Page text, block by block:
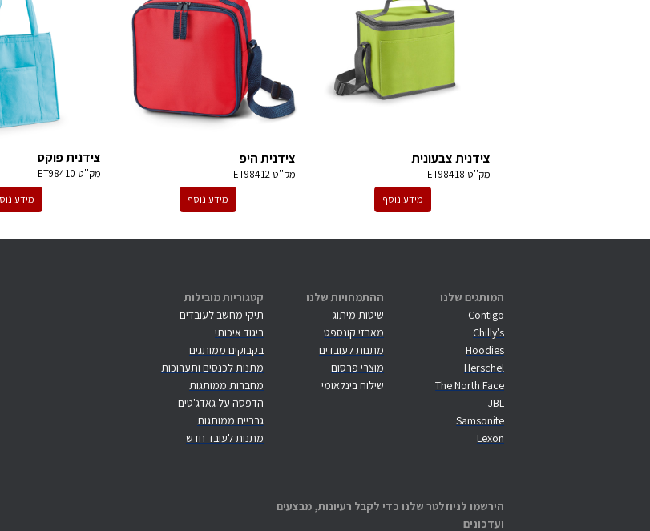
צידנית צבעונית
מק''ט ET98418
מידע נוסף
צידנית היפ
מק''טET98412
מידע נוסף
צידנית פוקס
מק''ט ET98410
מידע
המותגים שלנו
Contigo
Chilly's
Hoodies
Herschel
The North Face
JBL
Samsonite
Lexon
ההתמחויות שלנו
שיטות מיתוג
מארזי קונספט
מתנות לעובדים
מוצרי פרסום
שילוח בינלאומי
קטגוריות מובילות
תיקי מחשב לעובדים
ביגוד איכותי
בקבוקים ממותגים
מתנות לכנסים ותערוכות
מחברות ממותגות
הדפסה על גאדג'טים
גרביים ממותגות
מתנות לעובד חדש
הירשמו לניוזלטר שלנו כדי לקבל רעיונות, מבצעים
ועדכונים